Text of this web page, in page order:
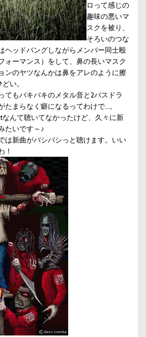
ロって感じの
趣味の悪いマ
スクを被り、
そろいのつな
ヘッドバングしながらメンバー同士殴
ォーマンス）をして、鼻の長いマスク
ンのヤツなんかは鼻をアレのように擦
い。
てもバキバキのメタル音と2バスドラ
たまらなく癖になるってわけで…。
んて聴いてなかったけど、久々に新
たいです～♪
は新曲がバシバシっと聴けます。いい
！